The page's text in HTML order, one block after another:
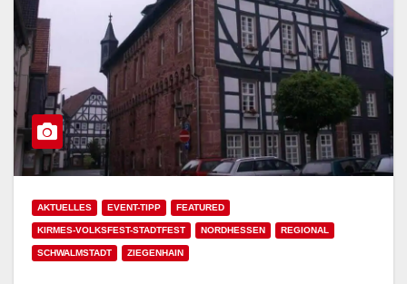
AKTUELLES EVENT-TIPP FEATURED
KIRMES-VOLKSFEST-STADTFEST NORDHESSEN REGIONAL
SCHWALMSTADT ZIEGENHAIN